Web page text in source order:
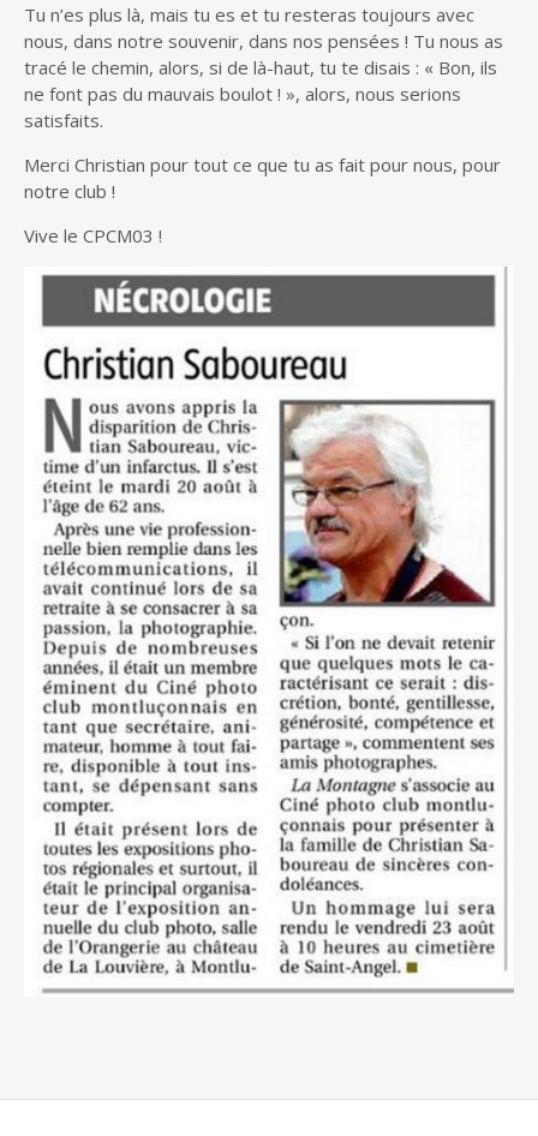
Tu n’es plus là, mais tu es et tu resteras toujours avec
nous, dans notre souvenir, dans nos pensées ! Tu nous as
tracé le chemin, alors, si de là-haut, tu te disais : « Bon, ils
ne font pas du mauvais boulot ! », alors, nous serions
satisfaits.
Merci Christian pour tout ce que tu as fait pour nous, pour
notre club !
Vive le CPCM03 !